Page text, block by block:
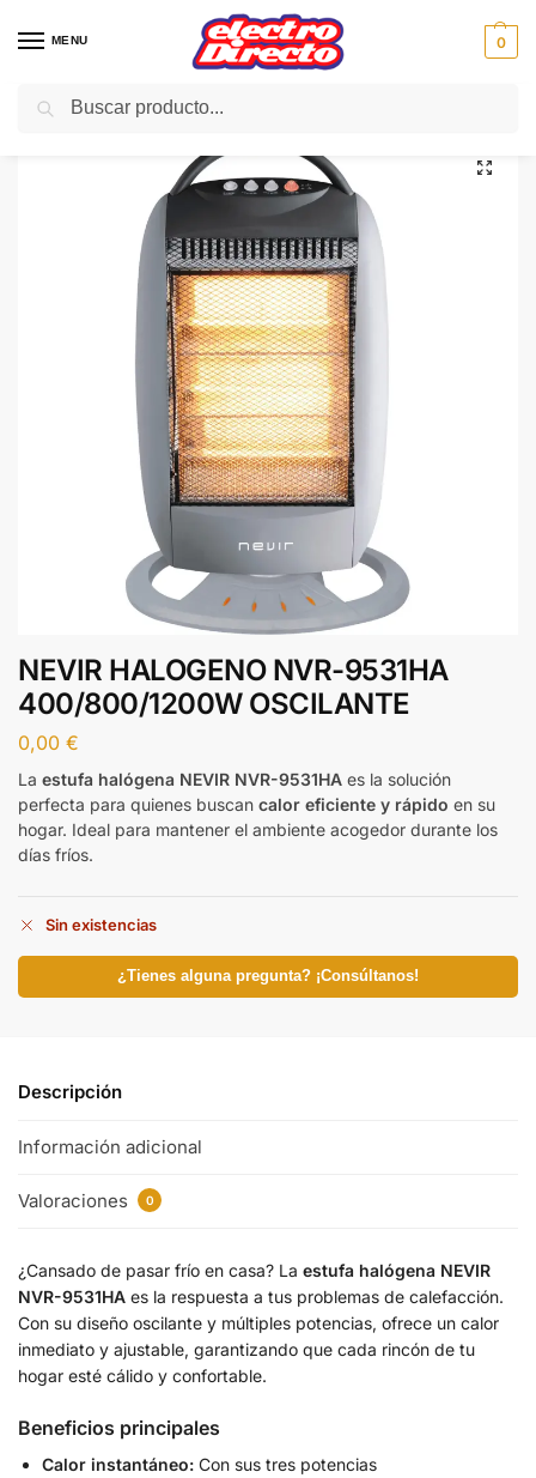
MENU 0
Inicio Climatización / Estufas
NEVIR HALOGENO NVR-9531HA
400/800/1200W OSCILANTE
0,00 €
La estufa halógena NEVIR NVR-9531HA es la solución
perfecta para quienes buscan calor eficiente y rápido en su
hogar. Ideal para mantener el ambiente acogedor durante los
días fríos.
Sin existencias
¿Tienes alguna pregunta? ¡Consúltanos!
Descripción
Información adicional
Valoraciones 0
¿Cansado de pasar frío en casa? La estufa halógena NEVIR
NVR-9531HA es la respuesta a tus problemas de calefacción.
Con su diseño oscilante y múltiples potencias, ofrece un calor
inmediato y ajustable, garantizando que cada rincón de tu
hogar esté cálido y confortable.
Beneficios principales
Calor instantáneo: Con sus tres potencias